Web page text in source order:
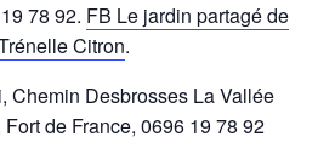
78 92. FB Le jardin partagé de
Citron.
Chemin Desbrosses La Vallée
de France, 0696 19 78 92